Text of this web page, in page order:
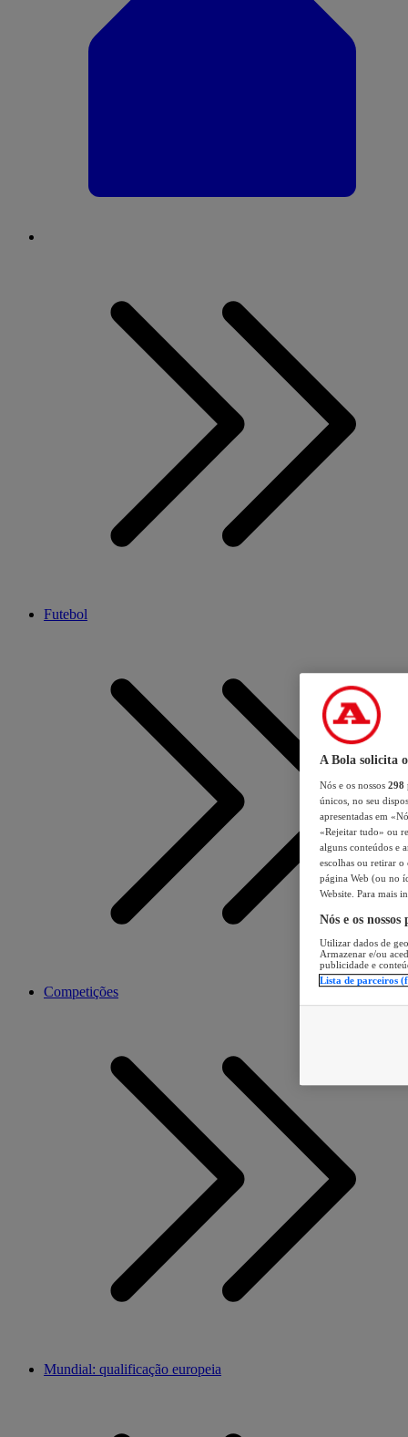
Futebol
Competições
Mundial: qualificação europeia
A Bola solicita
Nós e os nossos 298
únicos, no seu
apresentadas em
«Rejeitar tudo» ou
alguns conteúdos e
escolhas ou retirar
página Web (ou no
Website. Para mais
Nós e os
Utilizar dados de
Armazenar e/ou
publicidade e
Lista de parceiros